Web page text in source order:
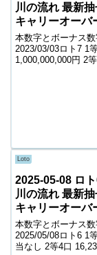
川の流れ 最新
キャリーオーバ
1,304,641,875円
本数字とボーナス
2023/03/03ロト7 1
1,000,000,000円 2
Loto
2025-05-08 ロ
川の流れ 最新
キャリーオーバ
216,449,935円
本数字とボーナス
2025/05/08ロト6 1
当なし 2等4口